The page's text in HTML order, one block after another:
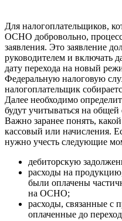
Для налогоплательщиков,
ОСНО добровольно,
заявления. Это заявление
руководителем и включать
дату перехода на новый
Федеральную налоговую
налогоплательщик
Далее необходимо
будут учитываться на
Важно заранее понять,
кассовый или начисления.
нужно учесть следующие
дебиторскую
расходы на
были оплачены
на ОСНО;
расходы, связанные с
оплаченные до